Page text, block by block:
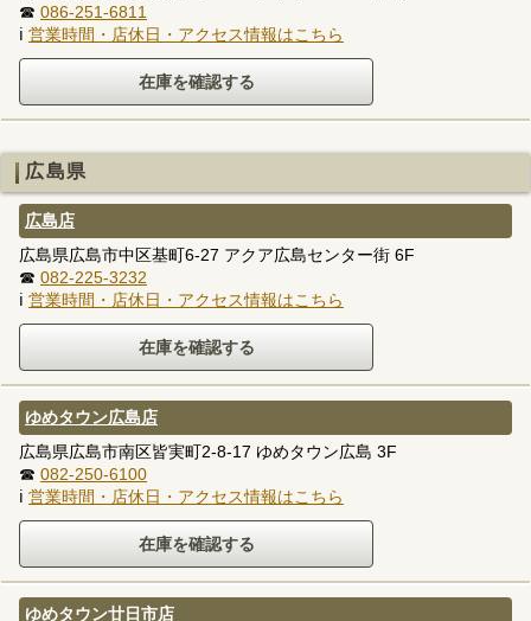
☎ 086-251-6811
ℹ 営業時間・店休日・アクセス情報はこちら
広島県
広島店
広島県広島市中区基町6-27 アクア広島センター街 6F
☎ 082-225-3232
ℹ 営業時間・店休日・アクセス情報はこちら
ゆめタウン広島店
広島県広島市南区皆実町2-8-17 ゆめタウン広島 3F
☎ 082-250-6100
ℹ 営業時間・店休日・アクセス情報はこちら
ゆめタウン廿日市店